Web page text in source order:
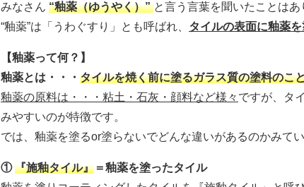
みなさん “釉薬（ゆうやく）”と言う言葉を聞いたことはあ
“釉薬”は「うわぐすり」とも呼ばれ、 タイルの表面に釉薬
【釉薬って何？】
釉薬とは・・・ タイルを焼く前に塗るガラス質の塗料のこ
釉薬の原料は・・・粘土・石灰・顔料など様々 ですが、タ
みやすいのが特徴です。
では、釉薬を塗るor塗らないでどんな違いがあるのかみて
①『施釉タイル』＝釉薬を塗ったタイル